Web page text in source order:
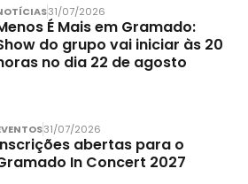
31/07/2026
É Mais em Gramado:
do grupo vai iniciar às 20
no dia 22 de agosto
31/07/2026
abertas para o
In Concert 2027